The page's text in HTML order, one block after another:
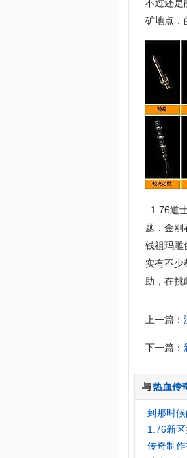
不过还是
矿地点，
1.76道
题．金刚
钱祖玛雕
实有不少
助，在挑
上一篇：
下一篇：
与热血传
到那时
1.76新
传奇制